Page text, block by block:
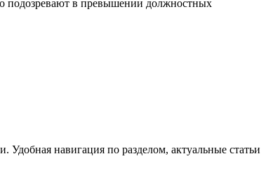
подозревают в превышении должностных
навигация по разделом, актуальные статьи